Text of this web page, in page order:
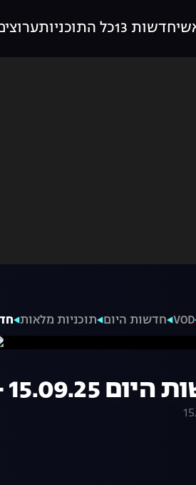
חדשות 13 כל התוכניות
VOD חדשות היום תוכניות מלאות חדשות
- התכנית המלאה